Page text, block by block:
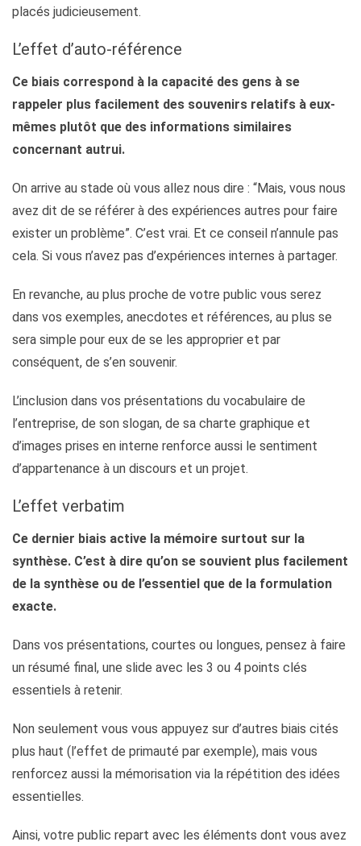
placés judicieusement.
L’effet d’auto-référence
Ce biais correspond à la capacité des gens à se
rappeler plus facilement des souvenirs relatifs à eux-
mêmes plutôt que des informations similaires
concernant autrui.
On arrive au stade où vous allez nous dire : “Mais, vous nous
avez dit de se référer à des expériences autres pour faire
exister un problème”. C’est vrai. Et ce conseil n’annule pas
cela. Si vous n’avez pas d’expériences internes à partager.
En revanche, au plus proche de votre public vous serez
dans vos exemples, anecdotes et références, au plus se
sera simple pour eux de se les approprier et par
conséquent, de s’en souvenir.
L’inclusion dans vos présentations du vocabulaire de
l’entreprise, de son slogan, de sa charte graphique et
d’images prises en interne renforce aussi le sentiment
d’appartenance à un discours et un projet.
L’effet verbatim
Ce dernier biais active la mémoire surtout sur la
synthèse. C’est à dire qu’on se souvient plus facilement
de la synthèse ou de l’essentiel que de la formulation
exacte.
Dans vos présentations, courtes ou longues, pensez à faire
un résumé final, une slide avec les 3 ou 4 points clés
essentiels à retenir.
Non seulement vous vous appuyez sur d’autres biais cités
plus haut (l’effet de primauté par exemple), mais vous
renforcez aussi la mémorisation via la répétition des idées
essentielles.
Ainsi, votre public repart avec les éléments dont vous avez